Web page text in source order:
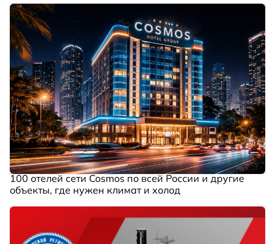
100 отелей сети Cosmos по всей России и другие
объекты, где нужен климат и холод